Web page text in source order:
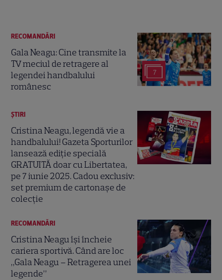
7
RECOMANDĂRI
Gala Neagu: Cine transmite la
TV meciul de retragere al
legendei handbalului
românesc
ȘTIRI
Cristina Neagu, legendă vie a
handbalului! Gazeta Sporturilor
lansează ediție specială
GRATUITĂ doar cu Libertatea,
pe 7 iunie 2025. Cadou exclusiv:
set premium de cartonașe de
colecție
RECOMANDĂRI
Cristina Neagu își încheie
cariera sportivă. Când are loc
„Gala Neagu – Retragerea unei
legende”